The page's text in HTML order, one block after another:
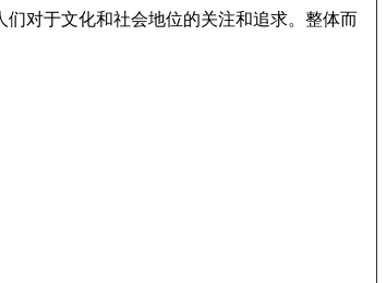
对于文化和社会地位的关注和追求。整体而